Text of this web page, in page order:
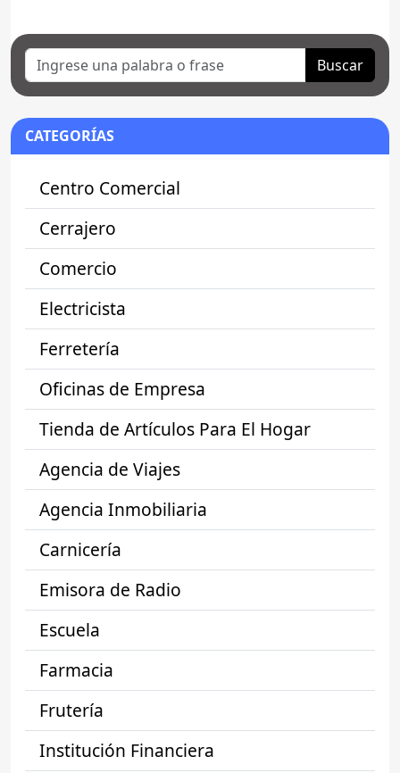
Buscar
CATEGORÍAS
Centro Comercial
Cerrajero
Comercio
Electricista
Ferretería
Oficinas de Empresa
Tienda de Artículos Para El Hogar
Agencia de Viajes
Agencia Inmobiliaria
Carnicería
Emisora de Radio
Escuela
Farmacia
Frutería
Institución Financiera